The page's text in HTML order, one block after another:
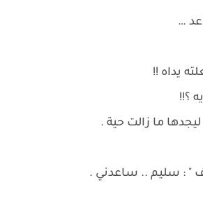
…
يداه !!
؟!!
ليجدها ما زالت حية .
" : سليم .. ساعدني .